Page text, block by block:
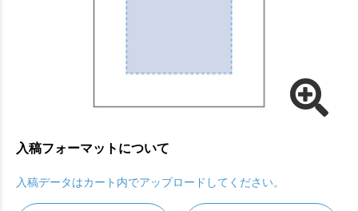
入稿フォーマットについて
入稿データはカート内でアップロードしてください。